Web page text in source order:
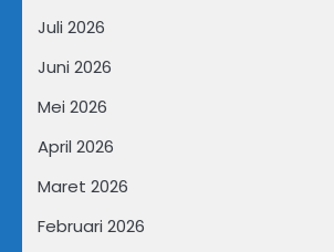
Juli 2026
Juni 2026
Mei 2026
April 2026
Maret 2026
Februari 2026